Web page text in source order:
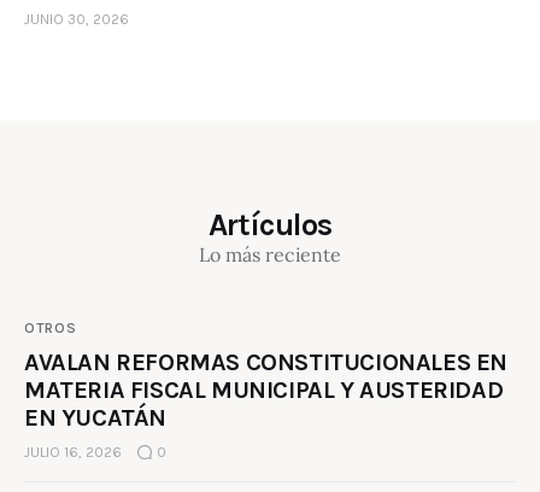
JUNIO 30, 2026
Artículos
Lo más reciente
OTROS
AVALAN REFORMAS CONSTITUCIONALES EN
MATERIA FISCAL MUNICIPAL Y AUSTERIDAD
EN YUCATÁN
JULIO 16, 2026 0